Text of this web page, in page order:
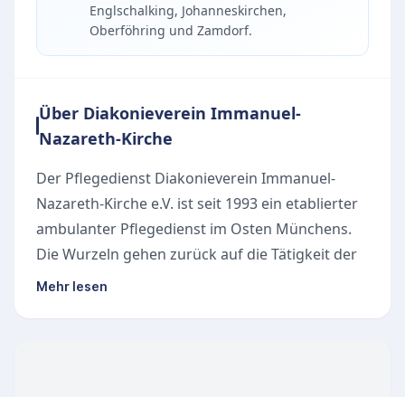
Englschalking, Johanneskirchen,
Oberföhring und Zamdorf.
Über Diakonieverein Immanuel-
Nazareth-Kirche
Der Pflegedienst Diakonieverein Immanuel-
Nazareth-Kirche e.V. ist seit 1993 ein etablierter
ambulanter Pflegedienst im Osten Münchens.
Die Wurzeln gehen zurück auf die Tätigkeit der
Gemeindeschwester Lina Schindler in den
Mehr lesen